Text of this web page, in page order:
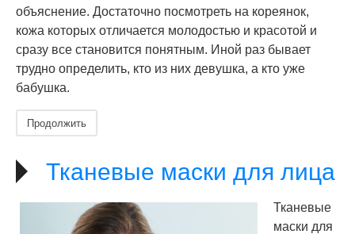
объяснение. Достаточно посмотреть на кореянок,
кожа которых отличается молодостью и красотой и
сразу все становится понятным. Иной раз бывает
трудно определить, кто из них девушка, а кто уже
бабушка.
Продолжить
Тканевые маски для лица
Тканевые
маски для